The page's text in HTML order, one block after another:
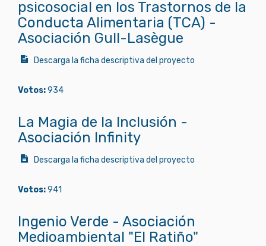
psicosocial en los Trastornos de la
Conducta Alimentaria (TCA) -
Asociación Gull-Lasègue
Descarga la ficha descriptiva del proyecto
Votos:934
La Magia de la Inclusión -
Asociación Infinity
Descarga la ficha descriptiva del proyecto
Votos:941
Ingenio Verde - Asociación
Medioambiental "El Ratiño"